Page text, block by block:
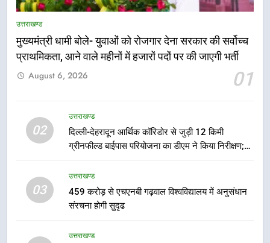
उत्तराखण्ड
मुख्यमंत्री धामी बोले- युवाओं को रोजगार देना सरकार की सर्वोच्च
प्राथमिकता, आने वाले महीनों में हजारों पदों पर की जाएगी भर्ती
01
August 6, 2026
02
उत्तराखण्ड
दिल्ली-देहरादून आर्थिक कॉरिडोर से जुड़ी 12 किमी
ग्रीनफील्ड बाईपास परियोजना का डीएम ने किया निरीक्षण;
सुरक्षा मानकों से कोई समझौता नहींः डीएम
03
उत्तराखण्ड
459 करोड़ से एचएनबी गढ़वाल विश्वविद्यालय में अनुसंधान
संरचना होगी सुदृढ
उत्तराखण्ड
5
एमडीडीए बोर्ड बैठक में 25 विकास प्रस्तावों
6
मुख्यमंत्री पुष्कर सिंह धामी के दिशा-निर्देशों